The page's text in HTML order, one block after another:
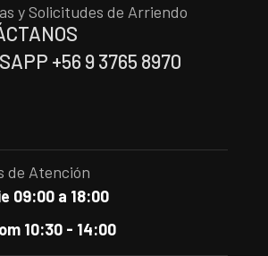
y Solicitudes de Arriendo
+56 9 3765 8970
de Atención
09:00 a 18:00
10:30 - 14:00